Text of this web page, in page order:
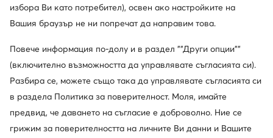
adidas
Туристически · Terrex Swift R2 GORE-TEX Hiking Shoes IF7631 · Черен
Актуална цена
90,99€
Най-ниска цена105,84 €-14%
още 15% Код: SUMMER
Hunter
Гумени ботуши · Черен
Актуална цена
111,99 €
Най-ниска цена132,93 €-15%
избора Ви като потребител), освен ако настройките на
Вашия браузър не ни попречат да направим това.
Повече информация по-долу и в раздел ""Други опции""
(включително възможността да управлявате съгласията си).
Разбира се, можете също така да управлявате съгласията си
в раздела Политика за поверителност. Моля, имайте
предвид, че даването на съгласие е доброволно. Ние се
грижим за поверителността на личните Ви данни и Вашите